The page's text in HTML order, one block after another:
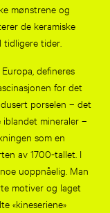
mønstrene og
de keramiske
tider.
defineres
for det
porselen – det
mineraler –
som en
av 1700-tallet. I
uoppnåelig. Man
motiver og laget
«kineseriene»